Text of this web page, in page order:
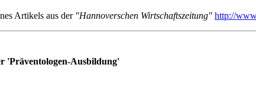
Artikels aus der "Hannoverschen Wirtschaftszeitung" http://
'Präventologen-Ausbildung'